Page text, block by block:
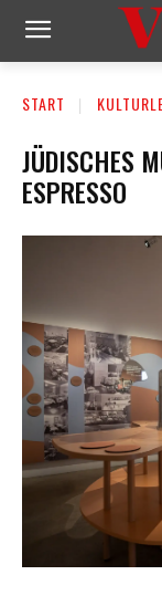
START
JÜDISCHES
ESPRESSO